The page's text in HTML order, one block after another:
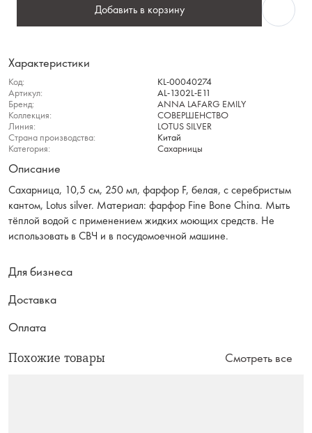
Добавить в корзину
Характеристики
Код:
KL-00040274
Артикул:
AL-1302L-E11
Бренд:
ANNA LAFARG EMILY
Коллекция:
СОВЕРШЕНСТВО
Линия:
LOTUS SILVER
Страна производства:
Китай
Категория:
Сахарницы
Описание
Сахарница, 10,5 см, 250 мл, фарфор F, белая, с серебристым
кантом, Lotus silver. Материал: фарфор Fine Bone China. Мыть
тёплой водой с применением жидких моющих средств. Не
использовать в СВЧ и в посудомоечной машине.
Для бизнеса
Доставка
Оплата
Похожие товары Смотреть все